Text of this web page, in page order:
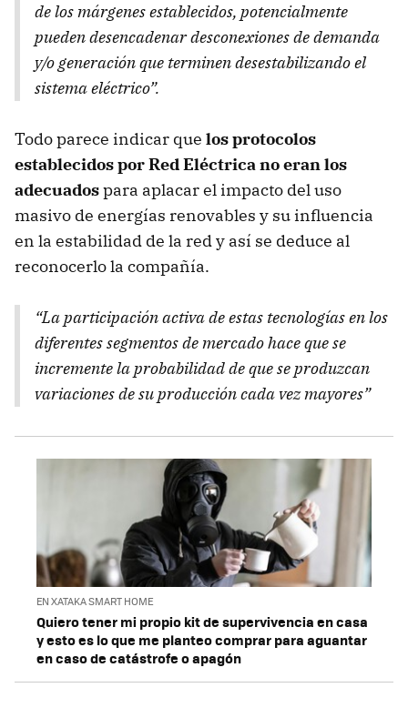
de los márgenes establecidos, potencialmente
pueden desencadenar desconexiones de demanda
y/o generación que terminen desestabilizando el
sistema eléctrico”.
Todo parece indicar que los protocolos
establecidos por Red Eléctrica no eran los
adecuadospara aplacar el impacto del uso
masivo de energías renovables y su influencia
en la estabilidad de la red y así se deduce al
reconocerlo la compañía.
“La participación activa de estas tecnologías en los
diferentes segmentos de mercado hace que se
incremente la probabilidad de que se produzcan
variaciones de su producción cada vez mayores”
EN XATAKA SMART HOME
Quiero tener mi propio kit de supervivencia en casa
y esto es lo que me planteo comprar para aguantar
en caso de catástrofe o apagón